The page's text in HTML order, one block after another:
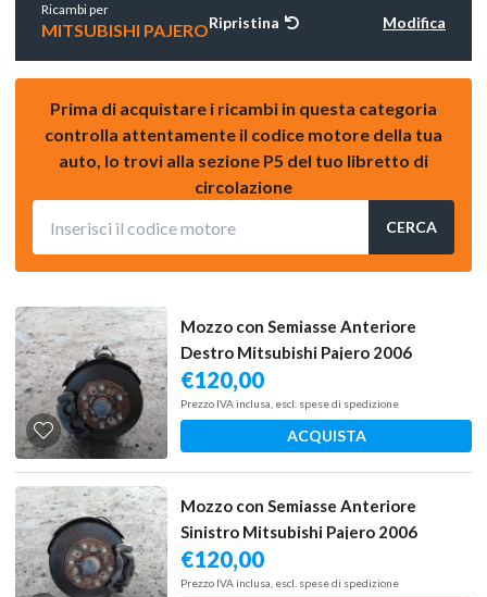
Ricambi per
MITSUBISHI PAJERORipristina Modifica
Prima di acquistare i ricambi in questa categoria
controlla attentamente il codice motore della tua
auto, lo trovi alla sezione P5 del tuo libretto di
circolazione
CERCA
Mozzo con Semiasse Anteriore
Destro Mitsubishi Pajero 2006
€120,00
Prezzo IVA inclusa, escl. spese di spedizione
ACQUISTA
Mozzo con Semiasse Anteriore
Sinistro Mitsubishi Pajero 2006
€120,00
Prezzo IVA inclusa, escl. spese di spedizione